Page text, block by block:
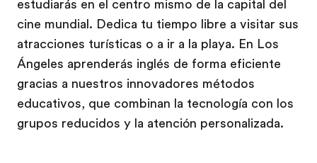
Únete al equipo
estudiarás en el centro mismo de la capital del
cine mundial. Dedica tu tiempo libre a visitar sus
atracciones turísticas o a ir a la playa. En Los
Ángeles aprenderás inglés de forma eficiente
gracias a nuestros innovadores métodos
educativos, que combinan la tecnología con los
grupos reducidos y la atención personalizada.